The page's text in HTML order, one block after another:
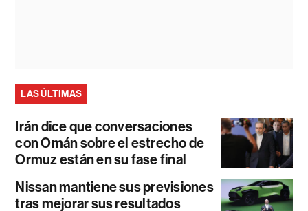
LAS ÚLTIMAS
Irán dice que conversaciones
con Omán sobre el estrecho de
Ormuz están en su fase final
Nissan mantiene sus previsiones
tras mejorar sus resultados